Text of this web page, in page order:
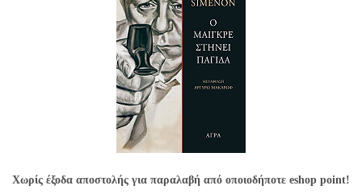
Χωρίς έξοδα αποστολής για παραλαβή από οποιοδήποτε eshop point!